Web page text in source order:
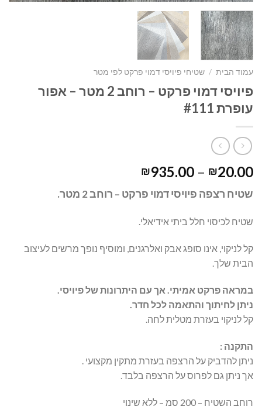
עמוד הבית / שטיחי פיויסי דמוי פרקט לפי מטר
פיויסי דמוי פרקט – רוחב 2 מטר – אפור
עופרת #111
₪20.00
–
₪935.00
שטיח רצפה פיויסי דמוי פרקט – רוחב 2 מטר.
שטיח לכיסוי חלל ביתי אידיאלי.
קל לניקוי, אינו סופג אבק ואלרגנים, ומוסיף נופך מרשים לעיצוב
הבית שלך.
במראה פרקט אמיתי. אך עם היתרונות של פיויסי.
ניתן לחיתוך והתאמה לכל חדר.
קל לניקוי בעזרת מטלית לחה.
התקנה :
ניתן להדביק על הרצפה בעזרת מתקין מקצועי .
אך ניתן גם לפרוס על הרצפה בלבד.
רוחב השטיח – 200 סמ – ללא שינוי